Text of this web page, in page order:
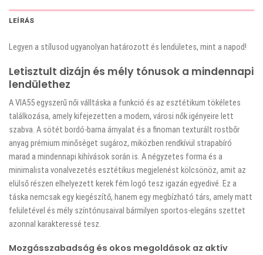
LEÍRÁS
Legyen a stílusod ugyanolyan határozott és lendületes, mint a napod!
Letisztult dizájn és mély tónusok a mindennapi
lendülethez
A VIA55 egyszerű női válltáska a funkció és az esztétikum tökéletes
találkozása, amely kifejezetten a modern, városi nők igényeire lett
szabva. A sötét bordó-barna árnyalat és a finoman texturált rostbőr
anyag prémium minőséget sugároz, miközben rendkívül strapabíró
marad a mindennapi kihívások során is. A négyzetes forma és a
minimalista vonalvezetés esztétikus megjelenést kölcsönöz, amit az
elülső részen elhelyezett kerek fém logó tesz igazán egyedivé. Ez a
táska nemcsak egy kiegészítő, hanem egy megbízható társ, amely matt
felületével és mély színtónusaival bármilyen sportos-elegáns szettet
azonnal karakteressé tesz.
Mozgásszabadság és okos megoldások az aktív